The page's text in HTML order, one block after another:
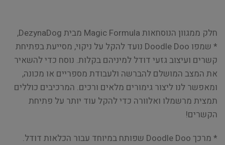
חלק ממגוון הנוסחאות Magic Formula מבית DezynaDog,
* שמפו Doodle Doo נועד להקל על ניקוי, מסייעת בפתיחת
קשרים ועיצוב גזעי דודל למיניהם בקלות. נוסח כדי להשאיר
את המצב המושלם להברשה ולעבודת מספריים או מכונה,
ומאפשר לנו ליצור גימורים מלאים ורכים. המרכיבים כוללים
תמצית מרשמלו ואלוורה כדי להקל עוד יותר על פתיחת
הקשרים!
* מרכך Doodle Doo שפותח במיוחד עבור הכלאות דודל.